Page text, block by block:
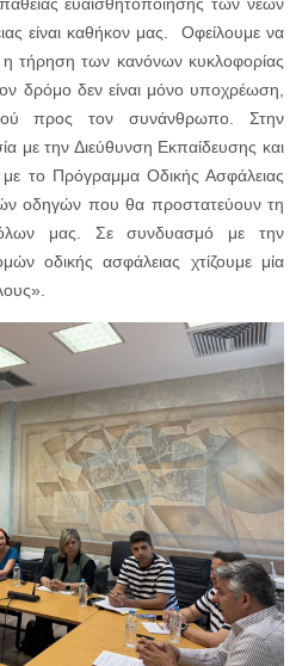
ευαισθητοποίησης των νέων
είναι καθήκον μας. Οφείλουμε να
η τήρηση των κανόνων κυκλοφορίας
δρόμο δεν είναι μόνο υποχρέωση,
προς τον συνάνθρωπο. Στην
με την Διεύθυνση Εκπαίδευσης και
το Πρόγραμμα Οδικής Ασφάλειας
οδηγών που θα προστατεύουν τη
μας. Σε συνδυασμό με την
οδικής ασφάλειας χτίζουμε μία